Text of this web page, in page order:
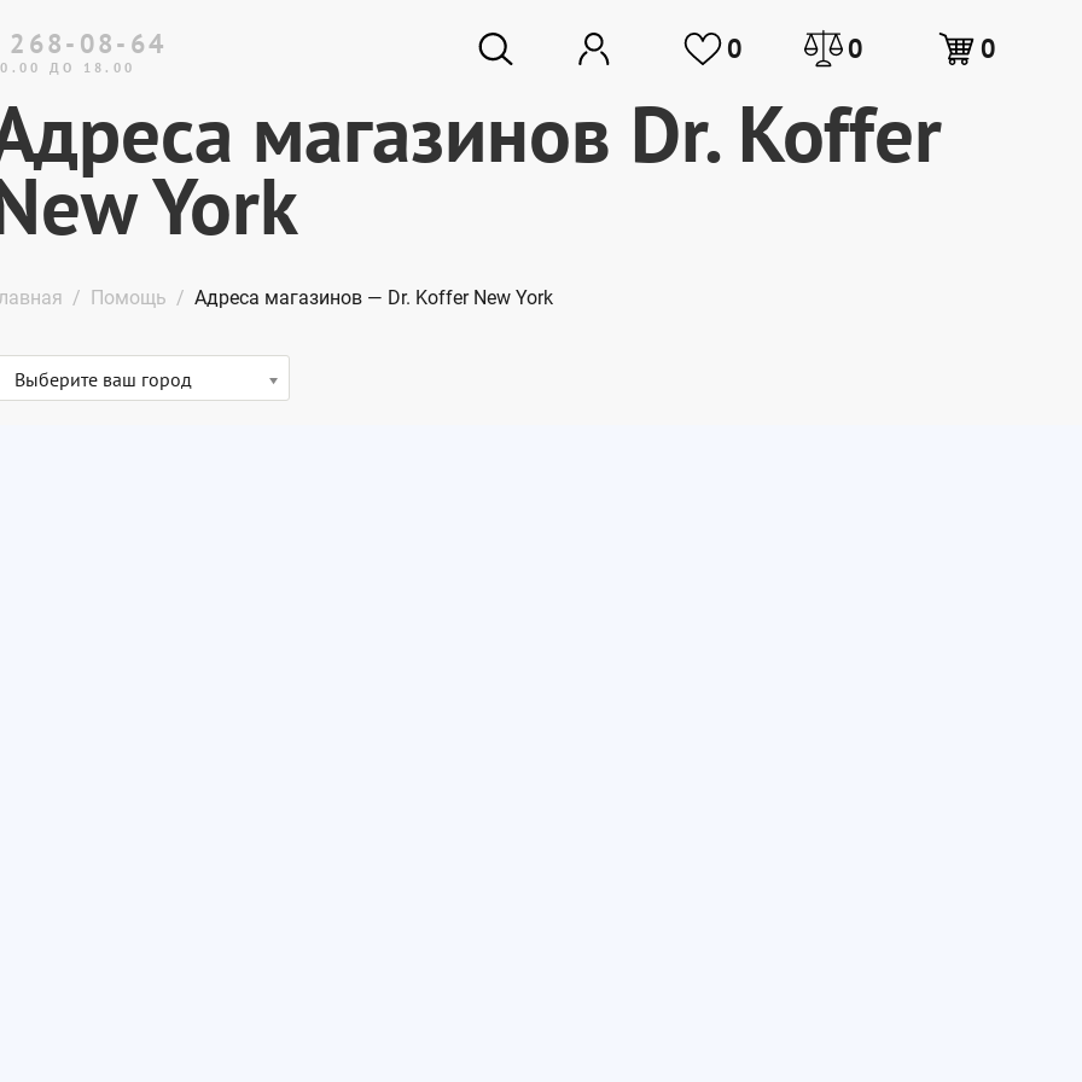
268-08-64
ДО 18.00
0 0 0
магазинов Dr. Koffer
York
Помощь Адреса магазинов — Dr. Koffer New York
Выберите ваш город